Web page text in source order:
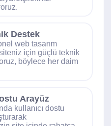
Destek
web tasarım
için güçlü teknik
böylece her daim
Arayüz
kullanıcı dostu